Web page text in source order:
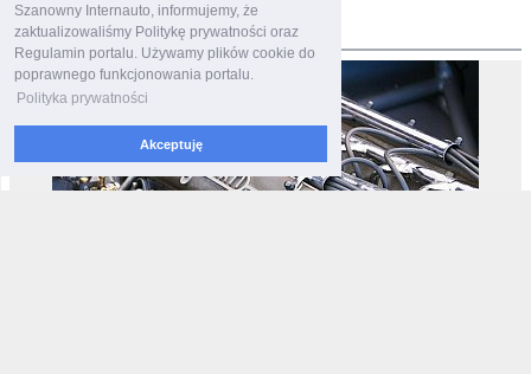
Szanowny Internauto, informujemy, że
zaktualizowaliśmy Politykę prywatności oraz
Regulamin portalu. Używamy plików cookie do
poprawnego funkcjonowania portalu.
Polityka prywatności
Akceptuję
motoryzacja